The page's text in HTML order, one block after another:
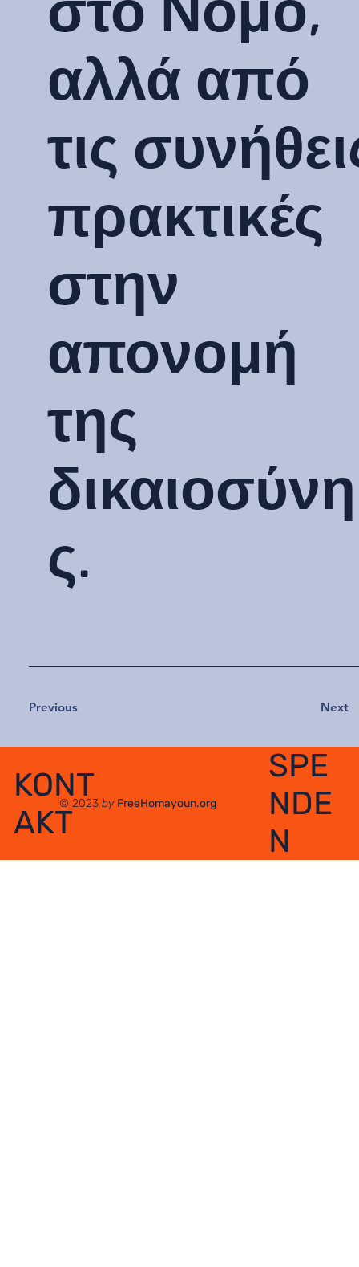
αλλά από
τις
πρακτικές
στην
απονομή
της
δικαιοσύνη
ς.
Previous Next
KONT
AKT
SPE
NDE
N
© 2023by FreeHomayoun.org